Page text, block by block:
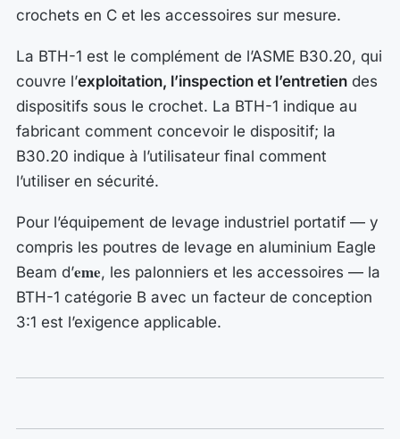
crochets en C et les accessoires sur mesure.
La BTH-1 est le complément de l’ASME B30.20, qui
couvre l’exploitation, l’inspection et l’entretien des
dispositifs sous le crochet. La BTH-1 indique au
fabricant comment concevoir le dispositif; la
B30.20 indique à l’utilisateur final comment
l’utiliser en sécurité.
Pour l’équipement de levage industriel portatif — y
compris les poutres de levage en aluminium Eagle
Beam d’eme, les palonniers et les accessoires — la
BTH-1 catégorie B avec un facteur de conception
3:1 est l’exigence applicable.